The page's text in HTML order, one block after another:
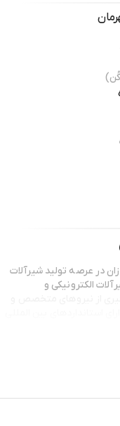
در عرصه تولید شیرآلات
الکترونیکی و
از نیروهای متخصص و
استانداردهای بین المللی
بلداشی شهرستان
گرمی واقع در استان اردبیل است که ظرفیت بکار گیری بیش از ۳۰۰۰ نیروی کار
اولیه با بهترین دستگاه